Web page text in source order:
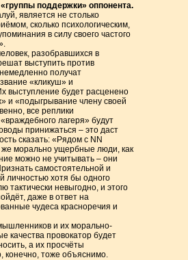
поддержки» оппонента.
является не столько
сколько психологическим,
в силу своего частого
разобравшихся в
выступить против
получат
«кликуш» и
выступление будет расценено
и «подыгрывание члену своей
все реплики
лагеря» будут
принижаться – это даст
сказать: «Рядом с NN
же морально ущербные люди, как
можно не учитывать – они
самостоятельной и
личностью хотя бы одного
тактически невыгодно, и этого
даже в ответ на
чудеса красноречия и
и их морально-
качества провокатор будет
а их просчёты
конечно, тоже объяснимо.